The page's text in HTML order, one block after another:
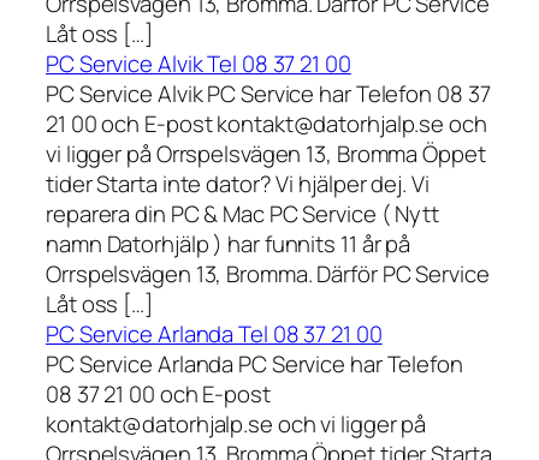
Låt oss […]
PC Service Alvik Tel 08 37 21 00
PC Service Alvik PC Service har Telefon 08 37
21 00 och E-post kontakt@datorhjalp.se och
vi ligger på Orrspelsvägen 13, Bromma Öppet
tider Starta inte dator? Vi hjälper dej. Vi
reparera din PC & Mac PC Service ( Nytt
namn Datorhjälp ) har funnits 11 år på
Orrspelsvägen 13, Bromma. Därför PC Service
Låt oss […]
PC Service Arlanda Tel 08 37 21 00
PC Service Arlanda PC Service har Telefon
08 37 21 00 och E-post
kontakt@datorhjalp.se och vi ligger på